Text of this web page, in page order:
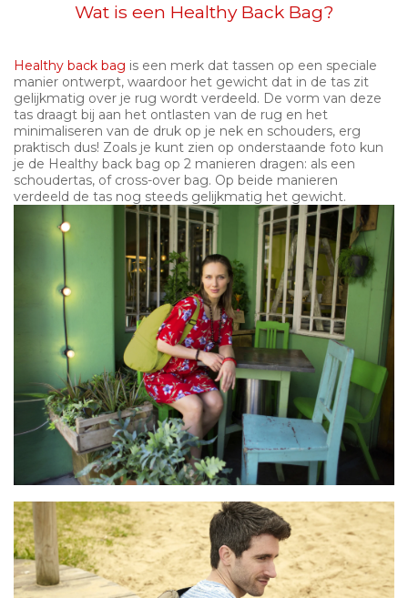
Wat is een Healthy Back Bag?
Healthy back bag is een merk dat tassen op een speciale
manier ontwerpt, waardoor het gewicht dat in de tas zit
gelijkmatig over je rug wordt verdeeld. De vorm van deze
tas draagt bij aan het ontlasten van de rug en het
minimaliseren van de druk op je nek en schouders, erg
praktisch dus! Zoals je kunt zien op onderstaande foto kun
je de Healthy back bag op 2 manieren dragen: als een
schoudertas, of cross-over bag. Op beide manieren
verdeeld de tas nog steeds gelijkmatig het gewicht.